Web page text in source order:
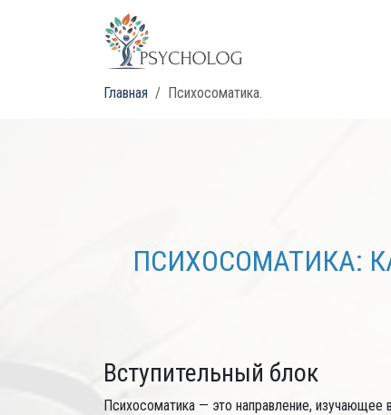
Главная Психосоматика.
ПСИХОСОМАТИКА:
Вступительный блок
Психосоматика — это направление,